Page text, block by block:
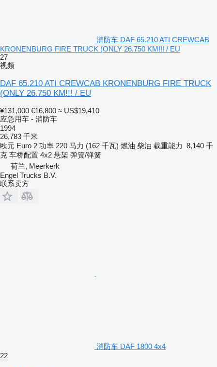
消防车 DAF 65.210 ATI CREWCAB
KRONENBURG FIRE TRUCK (ONLY 26.750 KM!!! / EU
27
视频
DAF 65.210 ATI CREWCAB KRONENBURG FIRE TRUCK
(ONLY 26.750 KM!!! / EU
¥131,000 €16,800 ≈ US$19,410
应急用车 - 消防车
1994
26,783 千米
欧元 Euro 2 功率 220 马力 (162 千瓦) 燃油 柴油 载重能力 8,140 千
克 车桥配置 4x2 悬架 弹簧/弹簧
荷兰, Meerkerk
Engel Trucks B.V.
联系卖方
消防车 DAF 1800 4x4
22